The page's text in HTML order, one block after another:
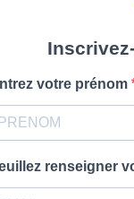
votre prénom
renseigner